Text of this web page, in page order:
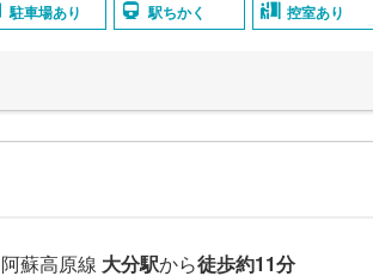
駐車場あり 駅ちかく 控室あり
阿蘇高原線 大分駅から徒歩約11分